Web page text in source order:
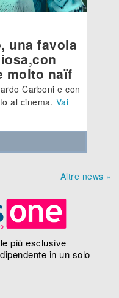
una favola
molto naïf
Carboni e con
al cinema. Vai
Altre news »
più esclusive
in un solo